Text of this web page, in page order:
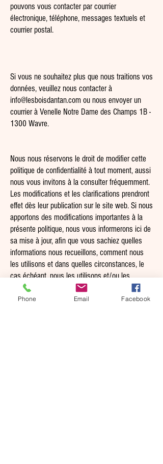
pouvons vous contacter par courrier
électronique, téléphone, messages textuels et
courrier postal.
Si vous ne souhaitez plus que nous traitions vos
données, veuillez nous contacter à
info@lesboisdantan.com ou nous envoyer un
courrier à Venelle Notre Dame des Champs 1B -
1300 Wavre.
Nous nous réservons le droit de modifier cette
politique de confidentialité à tout moment, aussi
nous vous invitons à la consulter fréquemment.
Les modifications et les clarifications prendront
effet dès leur publication sur le site web. Si nous
apportons des modifications importantes à la
présente politique, nous vous informerons ici de
sa mise à jour, afin que vous sachiez quelles
informations nous recueillons, comment nous
les utilisons et dans quelles circonstances, le
cas échéant, nous les utilisons et/ou les
divulguons.
Phone Email Facebook